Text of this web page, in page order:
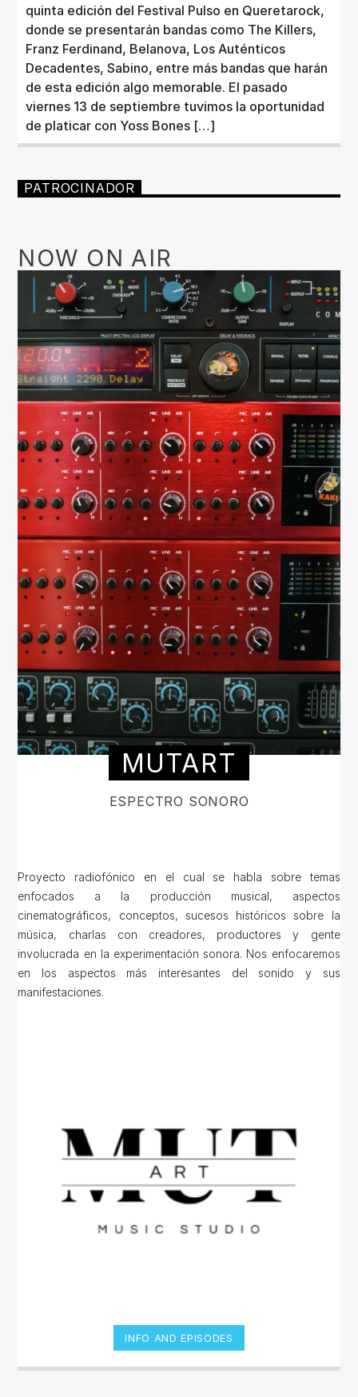
quinta edición del Festival Pulso en Queretarock,
donde se presentarán bandas como The Killers,
Franz Ferdinand, Belanova, Los Auténticos
Decadentes, Sabino, entre más bandas que harán
de esta edición algo memorable. El pasado
viernes 13 de septiembre tuvimos la oportunidad
de platicar con Yoss Bones […]
PATROCINADOR
NOW ON AIR
MUTART
ESPECTRO SONORO
Proyecto radiofónico en el cual se habla sobre temas
enfocados a la producción musical, aspectos
cinematográficos, conceptos, sucesos históricos sobre la
música, charlas con creadores, productores y gente
involucrada en la experimentación sonora. Nos enfocaremos
en los aspectos más interesantes del sonido y sus
manifestaciones.
INFO AND EPISODES